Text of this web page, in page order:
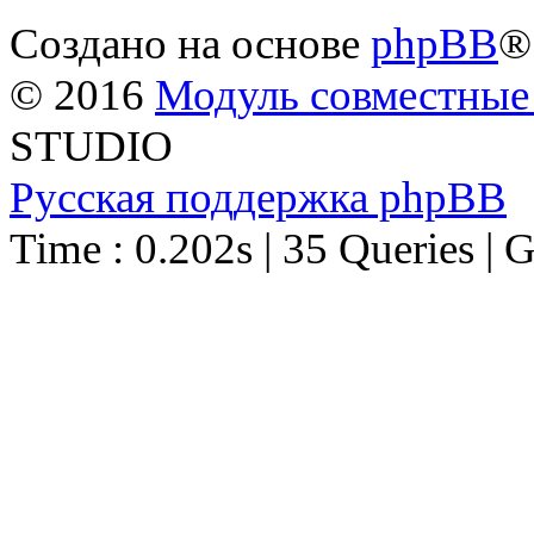
Создано на основе phpBB®
© 2016 Модуль
STUDIO
Русская поддержка phpBB
Time : 0.202s | 35 Queries |